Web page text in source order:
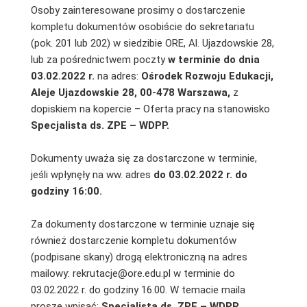
Osoby zainteresowane prosimy o dostarczenie
kompletu dokumentów osobiście do sekretariatu
(pok. 201 lub 202) w siedzibie ORE, Al. Ujazdowskie 28,
lub za pośrednictwem pocztyw terminie do dnia
03.02.2022 r. na adres: Ośrodek Rozwoju Edukacji,
Aleje Ujazdowskie 28, 00-478 Warszawa, z
dopiskiem na kopercie – Oferta pracy na stanowisko
Specjalista ds. ZPE – WDPP.
Dokumenty uważa się za dostarczone w terminie,
jeśli wpłynęły na ww. adres do 03.02.2022 r. do
godziny 16:00.
Za dokumenty dostarczone w terminie uznaje się
również dostarczenie kompletu dokumentów
(podpisane skany) drogą elektroniczną na adres
mailowy: rekrutacje@ore.edu.pl w terminie do
03.02.2022 r. do godziny 16.00. W temacie maila